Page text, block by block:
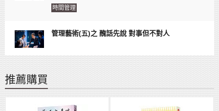
時間管理
管理藝術(五)之 醜話先說 對事但不對人
推薦購買